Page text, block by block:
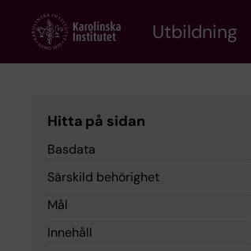
content
Utbildning
Hitta på sidan
Basdata
Särskild behörighet
Mål
Innehåll